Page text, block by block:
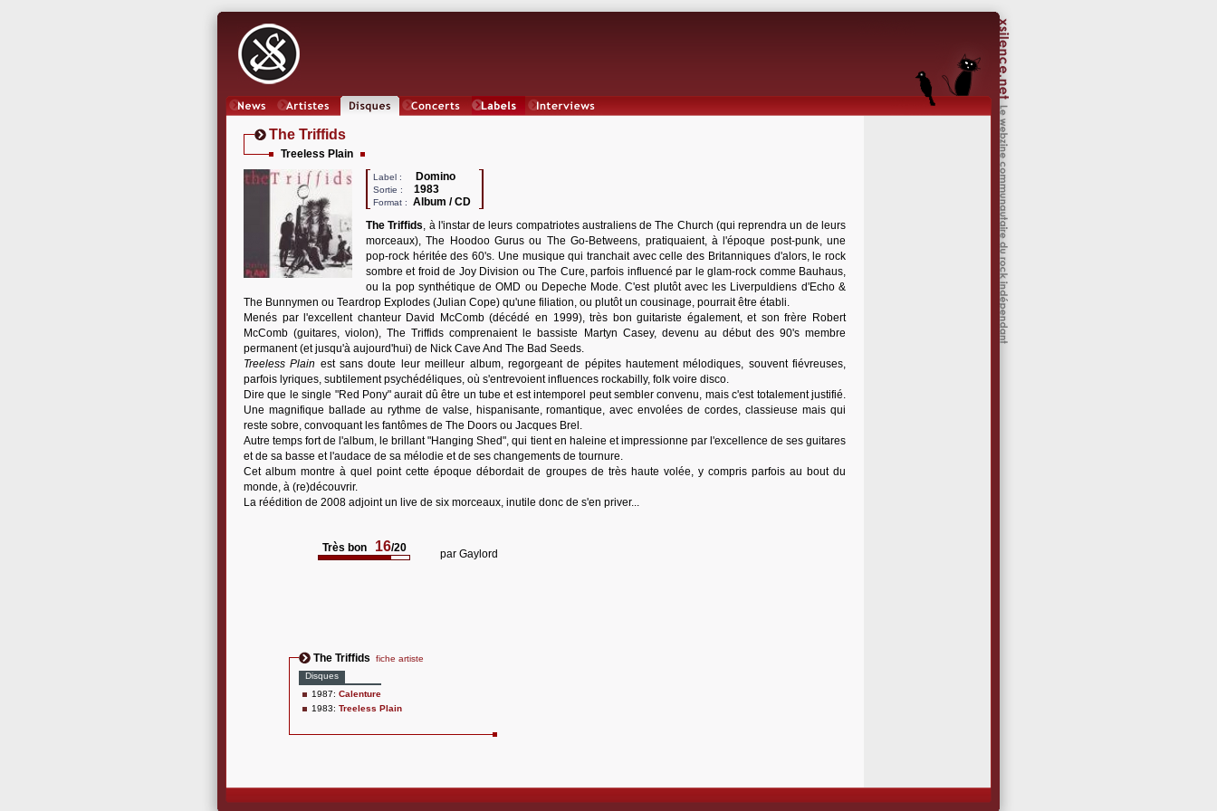
The Triffids
Treeless Plain
Label : Domino
Sortie : 1983
Format :
Album / CD
The Triffids, à l'instar de leurs compatriotes australiens de The Church (qui reprendra un de leurs
morceaux), The Hoodoo Gurus ou The Go-Betweens, pratiquaient, à l'époque post-punk, une
pop-rock héritée des 60's. Une musique qui tranchait avec celle des Britanniques d'alors, le rock
sombre et froid de Joy Division ou The Cure, parfois influencé par le glam-rock comme Bauhaus,
ou la pop synthétique de OMD ou Depeche Mode. C'est plutôt avec les Liverpuldiens d'Echo &
The Bunnymen ou Teardrop Explodes (Julian Cope) qu'une filiation, ou plutôt un cousinage, pourrait être établi.
Menés par l'excellent chanteur David McComb (décédé en 1999), très bon guitariste également, et son frère Robert
McComb (guitares, violon), The Triffids comprenaient le bassiste Martyn Casey, devenu au début des 90's membre
permanent (et jusqu'à aujourd'hui) de Nick Cave And The Bad Seeds.
Treeless Plain est sans doute leur meilleur album, regorgeant de pépites hautement mélodiques, souvent fiévreuses,
parfois lyriques, subtilement psychédéliques, où s'entrevoient influences rockabilly, folk voire disco.
Dire que le single "Red Pony" aurait dû être un tube et est intemporel peut sembler convenu, mais c'est totalement justifié.
Une magnifique ballade au rythme de valse, hispanisante, romantique, avec envolées de cordes, classieuse mais qui
reste sobre, convoquant les fantômes de The Doors ou Jacques Brel.
Autre temps fort de l'album, le brillant "Hanging Shed", qui tient en haleine et impressionne par l'excellence de ses guitares
et de sa basse et l'audace de sa mélodie et de ses changements de tournure.
Cet album montre à quel point cette époque débordait de groupes de très haute volée, y compris parfois au bout du
monde, à (re)découvrir.
La réédition de 2008 adjoint un live de six morceaux, inutile donc de s'en priver...
Très bon 16/20 par Gaylord
The Triffids
fiche artiste
Disques
1987: Calenture
1983: Treeless Plain